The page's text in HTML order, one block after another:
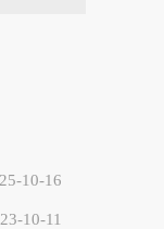
10-16
10-11